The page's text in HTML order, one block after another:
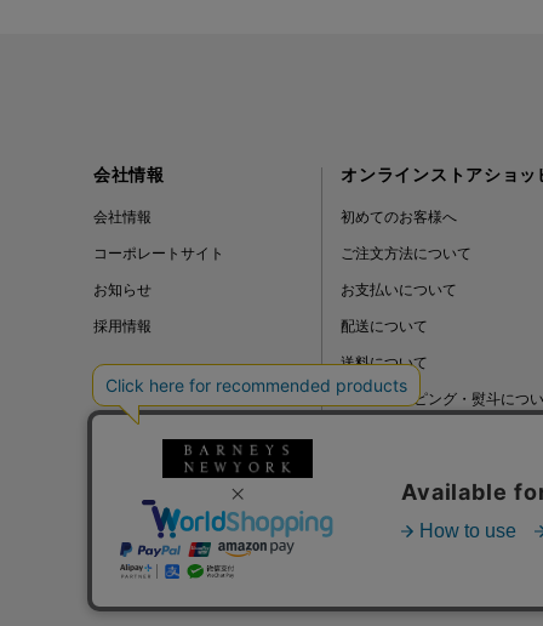
会社情報
会社情報
コーポレートサイト
お知らせ
採用情報
オンラインストアショッ
初めてのお客様へ
ご注文方法について
お支払いについて
配送について
送料について
ギフトラッピング・熨斗につ